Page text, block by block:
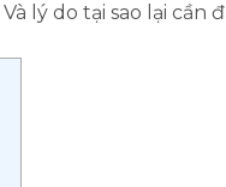
Và lý do tại sao lại cần